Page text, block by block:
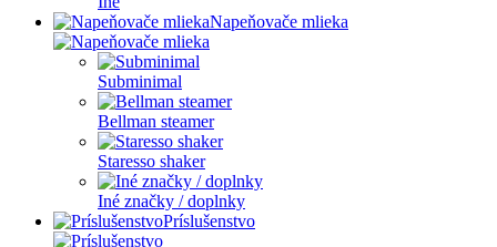
Napeňovače mlieka
Subminimal
Bellman steamer
Staresso shaker
Iné značky / doplnky
Príslušenstvo